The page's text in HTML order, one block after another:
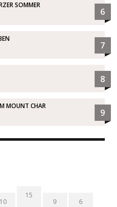
SOMMER
6
7
8
MOUNT CHAR
9
10
15
9
6